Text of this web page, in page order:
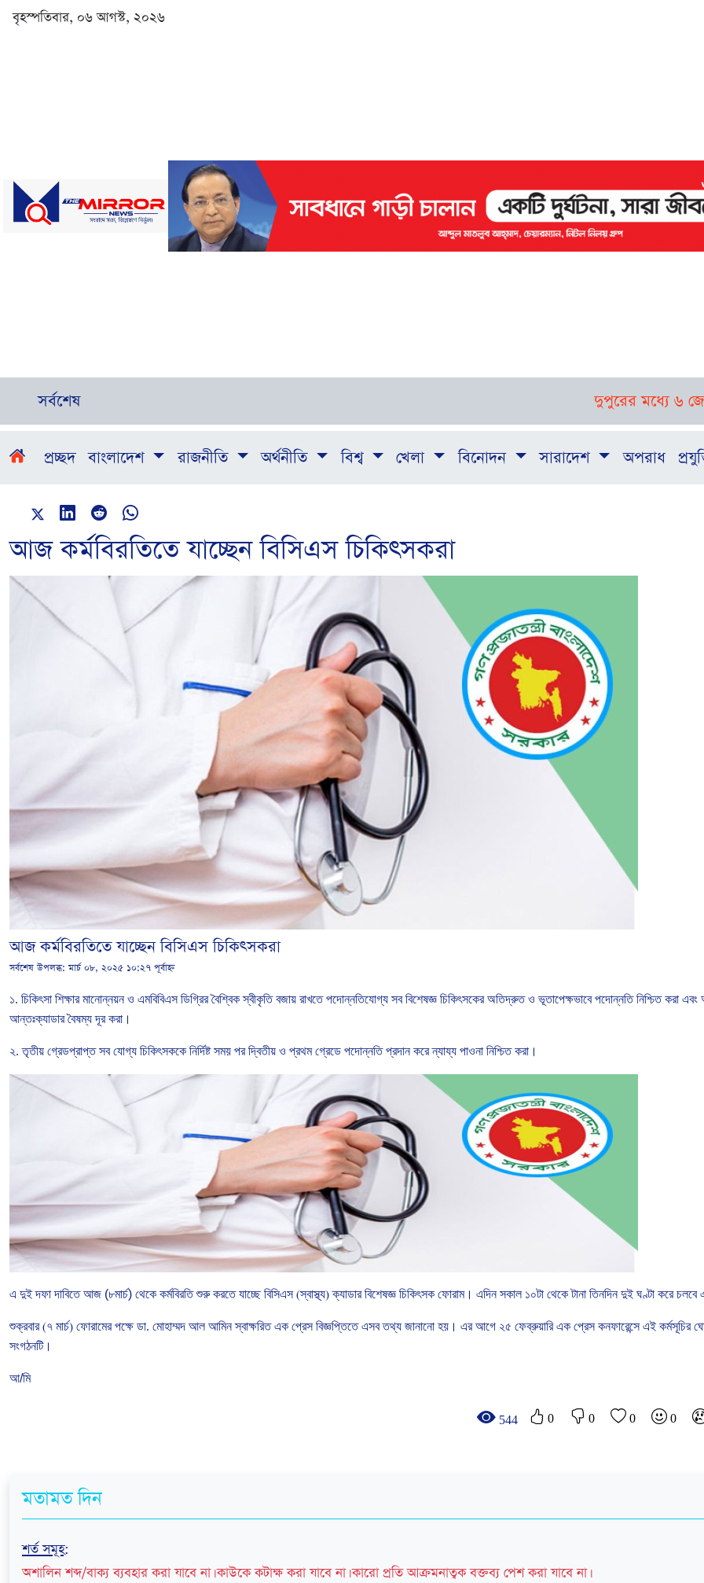
বৃহস্পতিবার, ০৬ আগস্ট, ২০২৬
সর্বশেষ দুপুরের মধ্যে ৬ জেলায়
প্রচ্ছদ বাংলাদেশ রাজনীতি অর্থনীতি বিশ্ব খেলা বিনোদন সারাদেশ অপরাধ
আজ কর্মবিরতিতে যাচ্ছেন বিসিএস চিকিৎসকরা
আজ কর্মবিরতিতে যাচ্ছেন বিসিএস চিকিৎসকরা
সর্বশেষ উপলব্ধ:মার্চ ০৮, ২০২৫ ১০:২৭ পূর্বাহ্ন
১. চিকিৎসা শিক্ষার মানোন্নয়ন ও এমবিবিএস ডিগ্রির বৈশ্বিক স্বীকৃতি বজায় রাখতে পদোন্নতিযোগ্য সব বিশেষজ্ঞ চিকিৎসকের অতিদ্রুত ও ভূতাপেক্ষভাবে পদোন্নতি নিশ্চিত করা এবং
আন্তঃক্যাডার বৈষম্য দূর করা।
২.তৃতীয় গ্রেডপ্রাপ্ত সব যোগ্য চিকিৎসককে নির্দিষ্ট সময় পর দ্বিতীয় ও প্রথম গ্রেডে পদোন্নতি প্রদান করে ন্যায্য পাওনা নিশ্চিত করা।
এ দুই দফা দাবিতে আজ (৮মার্চ) থেকে কর্মবিরতি শুরু করতে যাচ্ছে বিসিএস(স্বাস্থ্য)ক্যাডার বিশেষজ্ঞ চিকিৎসক ফোরাম। এদিন সকাল ১০টা থেকে টানা তিনদিন দুই ঘণ্টা করে চলবে
শুক্রবার(৭ মার্চ) ফোরামের পক্ষে ডা. মোহাম্মদ আল আমিন স্বাক্ষরিত এক প্রেস বিজ্ঞপ্তিতে এসব তথ্য জানানো হয়। এর আগে ২৫ ফেব্রুয়ারি এক প্রেস কনফারেন্সে এই কর্মসূচির
সংগঠনটি।
আ/মি
544 0 0 0 0
মতামত দিন
শর্ত সমূহ:
অশালিন শব্দ/বাক্য ব্যবহার করা যাবে না। কাউকে কটাক্ষ করা যাবে না। কারো প্রতি আক্রমনাত্বক বক্তব্য পেশ করা যাবে না।